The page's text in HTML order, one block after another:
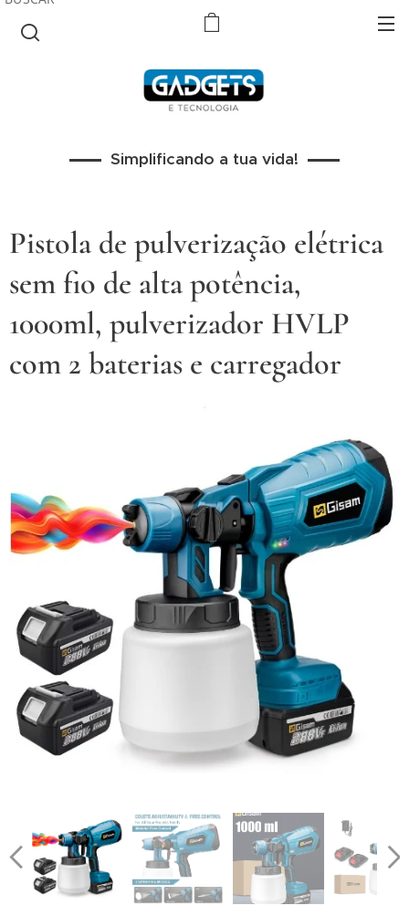
Simplificando a tua vida!
Pistola de pulverização elétrica
sem fio de alta potência,
1000ml, pulverizador HVLP
com 2 baterias e carregador